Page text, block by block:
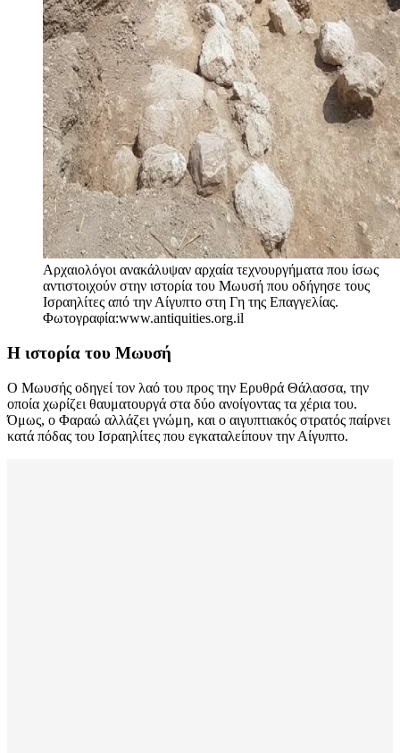
Αρχαιολόγοι ανακάλυψαν αρχαία τεχνουργήματα που ίσως
αντιστοιχούν στην ιστορία του Μωυσή που οδήγησε τους
Ισραηλίτες από την Αίγυπτο στη Γη της Επαγγελίας.
Φωτογραφία:www.antiquities.org.il
Η ιστορία του Μωυσή
Ο Μωυσής οδηγεί τον λαό του προς την Ερυθρά Θάλασσα, την
οποία χωρίζει θαυματουργά στα δύο ανοίγοντας τα χέρια του.
Όμως, ο Φαραώ αλλάζει γνώμη, και ο αιγυπτιακός στρατός παίρνει
κατά πόδας του Ισραηλίτες που εγκαταλείπουν την Αίγυπτο.